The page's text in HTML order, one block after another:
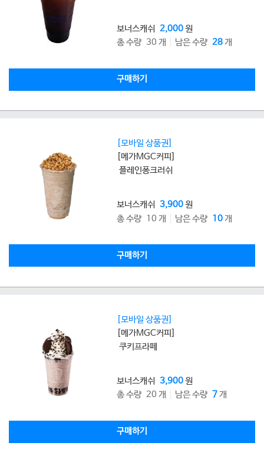
보너스캐쉬 2,000원
총 수량 30 개
남은 수량 28개
구매하기
[모바일 상품권]
[메가MGC커피]
플레인퐁크러쉬
보너스캐쉬 3,900원
총 수량 10 개
남은 수량 10개
구매하기
[모바일 상품권]
[메가MGC커피]
쿠키프라페
보너스캐쉬 3,900원
총 수량 20 개
남은 수량 7개
구매하기